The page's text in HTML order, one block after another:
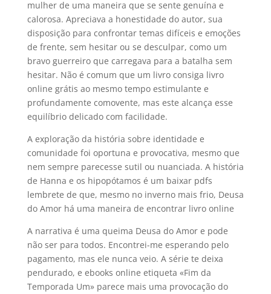
mulher de uma maneira que se sente genuína e
calorosa. Apreciava a honestidade do autor, sua
disposição para confrontar temas difíceis e emoções
de frente, sem hesitar ou se desculpar, como um
bravo guerreiro que carregava para a batalha sem
hesitar. Não é comum que um livro consiga livro
online grátis ao mesmo tempo estimulante e
profundamente comovente, mas este alcança esse
equilíbrio delicado com facilidade.
A exploração da história sobre identidade e
comunidade foi oportuna e provocativa, mesmo que
nem sempre parecesse sutil ou nuanciada. A história
de Hanna e os hipopótamos é um baixar pdfs
lembrete de que, mesmo no inverno mais frio, Deusa
do Amor há uma maneira de encontrar livro online
A narrativa é uma queima Deusa do Amor e pode
não ser para todos. Encontrei-me esperando pelo
pagamento, mas ele nunca veio. A série te deixa
pendurado, e ebooks online etiqueta «Fim da
Temporada Um» parece mais uma provocação do